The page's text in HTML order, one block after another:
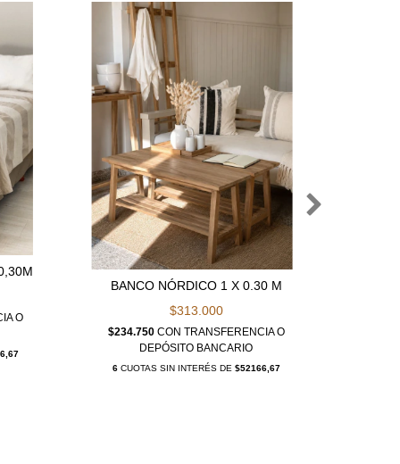
O
BANCO NÓRDICO 1 X 0.30 M
$313.000
$234.750 CON TRANSFERENCIA O
DEPÓSITO BANCARIO
6CUOTAS SIN INTERÉS DE $52166,67